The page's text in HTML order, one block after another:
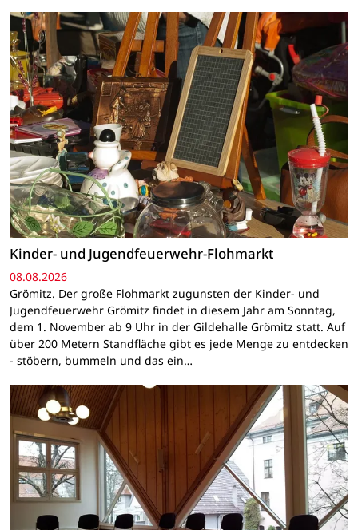
Kinder- und Jugendfeuerwehr-Flohmarkt
08.08.2026
Grömitz. Der große Flohmarkt zugunsten der Kinder- und
Jugendfeuerwehr Grömitz findet in diesem Jahr am Sonntag,
dem 1. November ab 9 Uhr in der Gildehalle Grömitz statt. Auf
über 200 Metern Standfläche gibt es jede Menge zu entdecken
- stöbern, bummeln und das ein…